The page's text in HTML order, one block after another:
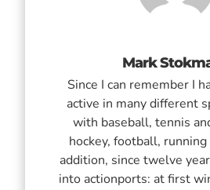
Mark
Since I can remember I
active in many different
with baseball, tennis
hockey, football, running
addition, since twelve
into actionports: at first